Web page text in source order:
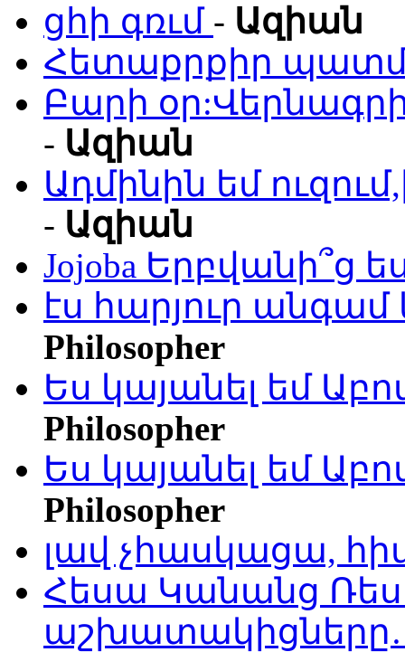
ցհի գռւմ - Ազիան
Հետաքրքիր
Բարի
- Ազիան
Ադմինին եմ
- Ազիան
Jojoba Երբվանի՞ց
էս հարյուր
Philosopher
Ես կայանել եմ
Philosopher
Ես կայանել եմ
Philosopher
լավ չհասկացա,
Հեսա Կանանց